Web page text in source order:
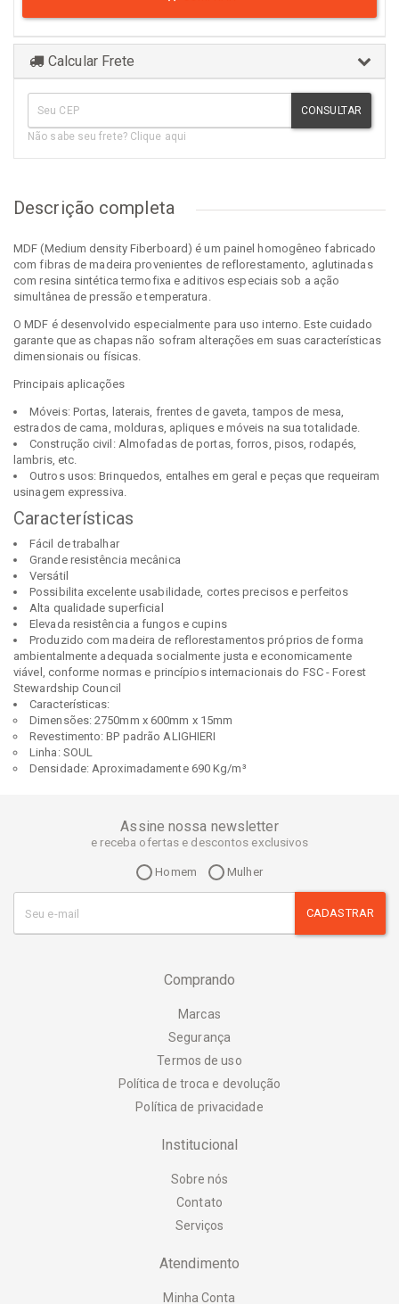
Calcular Frete
CONSULTAR
Não sabe seu frete? Clique aqui
Descrição completa
MDF (Medium density Fiberboard) é um painel homogêneo fabricado
com fibras de madeira provenientes de reflorestamento, aglutinadas
com resina sintética termofixa e aditivos especiais sob a ação
simultânea de pressão e temperatura.
O MDF é desenvolvido especialmente para uso interno. Este cuidado
garante que as chapas não sofram alterações em suas características
dimensionais ou físicas.
Principais aplicações
Móveis: Portas, laterais, frentes de gaveta, tampos de mesa,
estrados de cama, molduras, apliques e móveis na sua totalidade.
Construção civil: Almofadas de portas, forros, pisos, rodapés,
lambris, etc.
Outros usos: Brinquedos, entalhes em geral e peças que requeiram
usinagem expressiva.
Características
Fácil de trabalhar
Grande resistência mecânica
Versátil
Possibilita excelente usabilidade, cortes precisos e perfeitos
Alta qualidade superficial
Elevada resistência a fungos e cupins
Produzido com madeira de reflorestamentos próprios de forma
ambientalmente adequada socialmente justa e economicamente
viável, conforme normas e princípios internacionais do FSC - Forest
Stewardship Council
Características:
Dimensões: 2750mm x 600mm x 15mm
Revestimento: BP padrão ALIGHIERI
Linha: SOUL
Densidade: Aproximadamente 690 Kg/m³
Assine nossa newsletter
e receba ofertas e descontos exclusivos
Homem Mulher
CADASTRAR
Comprando
Marcas
Segurança
Termos de uso
Política de troca e devolução
Política de privacidade
Institucional
Sobre nós
Contato
Serviços
Atendimento
Minha Conta